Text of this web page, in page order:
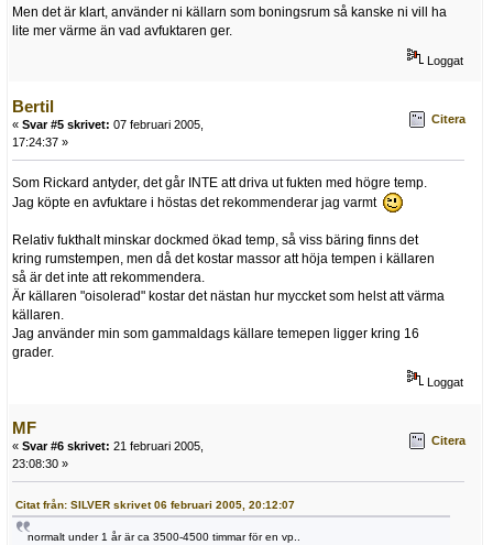
Men det är klart, använder ni källarn som boningsrum så kanske ni vill ha
lite mer värme än vad avfuktaren ger.
Loggat
Bertil
« Svar #5 skrivet: 07 februari 2005,
17:24:37 »
Citera
Som Rickard antyder, det går INTE att driva ut fukten med högre temp.
Jag köpte en avfuktare i höstas det rekommenderar jag varmt
Relativ fukthalt minskar dockmed ökad temp, så viss bäring finns det
kring rumstempen, men då det kostar massor att höja tempen i källaren
så är det inte att rekommendera.
Är källaren "oisolerad" kostar det nästan hur myccket som helst att värma
källaren.
Jag använder min som gammaldags källare temepen ligger kring 16
grader.
Loggat
MF
« Svar #6 skrivet: 21 februari 2005,
23:08:30 »
Citera
Citat från: SILVER skrivet 06 februari 2005, 20:12:07
normalt under 1 år är ca 3500-4500 timmar för en vp..